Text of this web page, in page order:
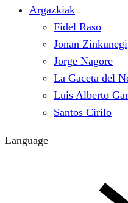
Argazkiak
Fidel Raso
Jonan Zinkunegi
Jorge Nagore
La Gaceta del
Luis Alberto
Santos Cirilo
Language